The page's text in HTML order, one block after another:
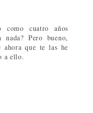
como cuatro años
Pero bueno,
que te las he
a ello.